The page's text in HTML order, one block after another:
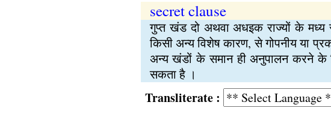
secret clause
गुप्त खंड दो अथवा अधइक राज्यों के मध्य
किसी अन्य विशेष कारण, से गोपनीय या
अन्य खंडों के समान ही अनुपालन करने के
सकता है ।
Transliterate :